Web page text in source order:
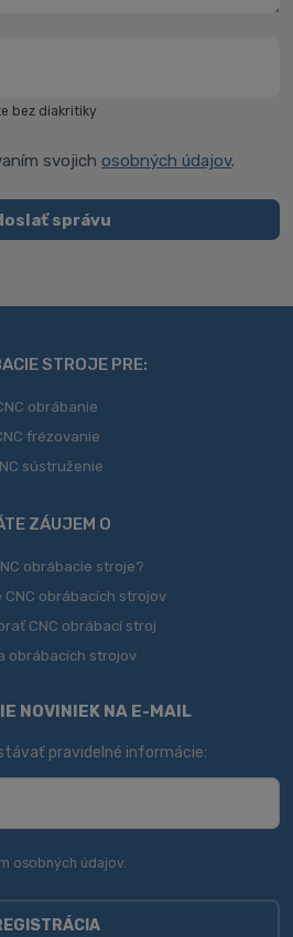
bez diakritiky
svojichosobných údajov.
správu
STROJE PRE:
obrábanie
frézovanie
sústruženie
ZÁUJEM O
obrábacie stroje?
CNC obrábacích strojov
CNC obrábací stroj
obrábacích strojov
NOVINIEK NA E-MAIL
pravidelné informácie:
osobných údajov.